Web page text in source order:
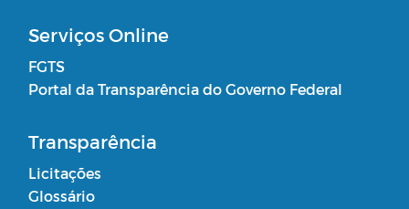
Serviços Online
FGTS
Portal da Transparência do Governo Federal
Transparência
Licitações
Glossário